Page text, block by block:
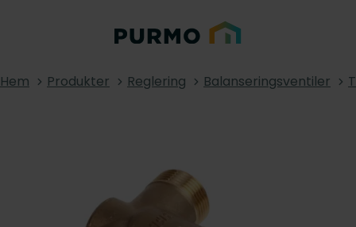
Hem Produkter Reglering Balanseringsventiler